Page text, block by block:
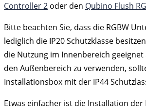
Controller 2 oder den Qubino Flush
Bitte beachten Sie, dass die RGBW
lediglich die IP20 Schutzklasse
die Nutzung im Innenbereich
den Außenbereich zu verwenden,
Installationsbox mit der IP44
Etwas einfacher ist die Installation der